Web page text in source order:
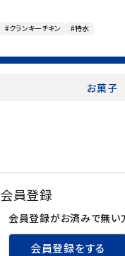
#クランキーチキン #特水
お菓子
会員登録
会員登録がお済みで無い
会員登録をする